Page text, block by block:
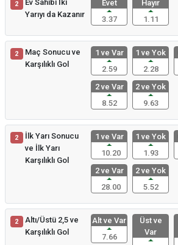
2
Ev Sahibi İki
Yarıyı da Kazanır
Evet
3.37
Hayır
1.11
2
Maç Sonucu ve
Karşılıklı Gol
1 ve Var
2.59
1 ve Yok
2.28
2 ve Var
8.52
2 ve Yok
9.63
2
İlk Yarı Sonucu
ve İlk Yarı
Karşılıklı Gol
1 ve Var
10.20
1 ve Yok
1.93
2 ve Var
28.00
2 ve Yok
5.52
2
Altı/Üstü 2,5 ve
Karşılıklı Gol
Alt ve Var
7.66
Üst ve
Var